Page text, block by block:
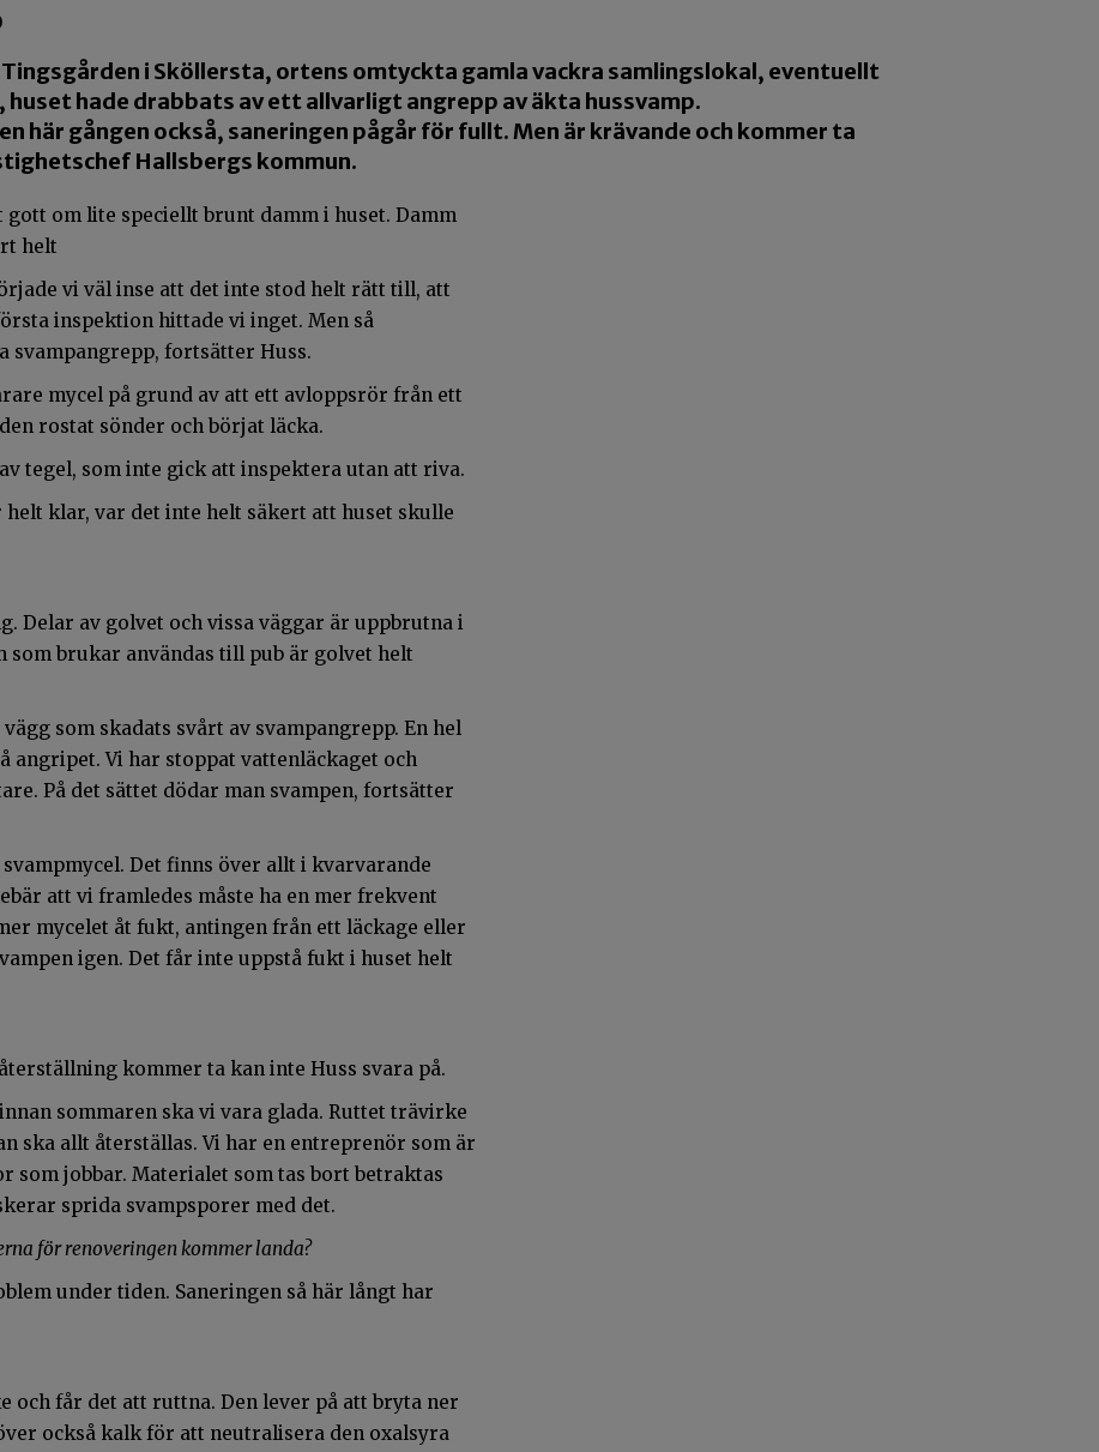
i Sköllersta, ortens omtyckta gamla vackra samlingslokal, eventuellt
huset hade drabbats av ett allvarligt angrepp av äkta hussvamp.
här gången också, saneringen pågår för fullt. Men är krävande och kommer ta
Hallsbergs kommun.
om lite speciellt brunt damm i huset. Damm
helt
vi väl inse att det inte stod helt rätt till, att
inspektion hittade vi inget. Men så
svampangrepp, fortsätter Huss.
mycel på grund av att ett avloppsrör från ett
rostat sönder och börjat läcka.
tegel, som inte gick att inspektera utan att riva.
klar, var det inte helt säkert att huset skulle
Delar av golvet och vissa väggar är uppbrutna i
som brukar användas till pub är golvet helt
som skadats svårt av svampangrepp. En hel
angripet. Vi har stoppat vattenläckaget och
På det sättet dödar man svampen, fortsätter
Det finns över allt i kvarvarande
att vi framledes måste ha en mer frekvent
mycelet åt fukt, antingen från ett läckage eller
igen. Det får inte uppstå fukt i huset helt
kommer ta kan inte Huss svara på.
sommaren ska vi vara glada. Ruttet trävirke
ska allt återställas. Vi har en entreprenör som är
som jobbar. Materialet som tas bort betraktas
sprida svampsporer med det.
för renoveringen kommer landa?
under tiden. Saneringen så här långt har
och får det att ruttna. Den lever på att bryta ner
också kalk för att neutralisera den oxalsyra